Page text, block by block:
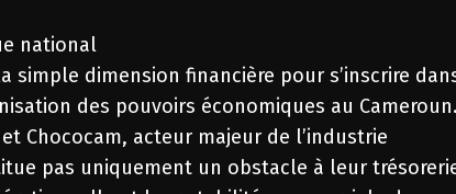
national
dimension financière pour s’inscrire
des pouvoirs économiques au Cameroun.
Chococam, acteur majeur de l’industrie
pas uniquement un obstacle à leur